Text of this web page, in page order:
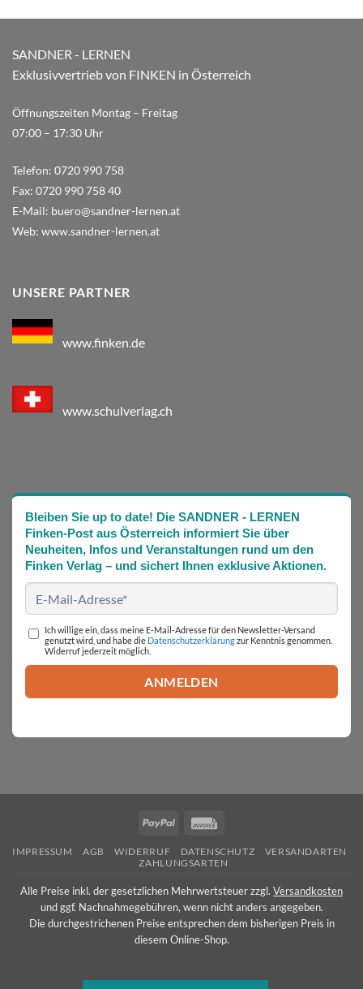
SANDNER - LERNEN
Exklusivvertrieb von FINKEN in Österreich
Öffnungszeiten Montag – Freitag
07:00 – 17:30 Uhr
Telefon: 0720 990 758
Fax: 0720 990 758 40
E-Mail: buero@sandner-lernen.at
Web: www.sandner-lernen.at
UNSERE PARTNER
www.finken.de
www.schulverlag.ch
Bleiben Sie up to date! Die SANDNER - LERNEN
Finken-Post aus Österreich informiert Sie über
Neuheiten, Infos und Veranstaltungen rund um den
Finken Verlag – und sichert Ihnen exklusive Aktionen.
Ich willige ein, dass meine E-Mail-Adresse für den Newsletter-Versand
genutzt wird, und habe die Datenschutzerklärungzur Kenntnis genommen.
Widerruf jederzeit möglich.
PayPal
IMPRESSUM AGB WIDERRUF DATENSCHUTZ
VERSANDARTEN
ZAHLUNGSARTEN
Alle Preise inkl. der gesetzlichen Mehrwertsteuer zzgl. Versandkosten
und ggf. Nachnahmegebühren, wenn nicht anders angegeben.
Die durchgestrichenen Preise entsprechen dem bisherigen Preis in
diesem Online-Shop.